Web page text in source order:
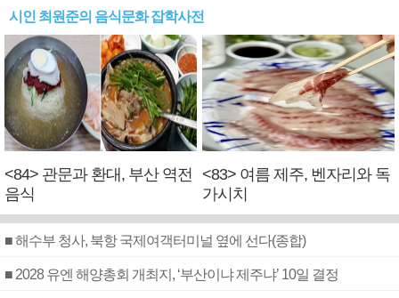
시인 최원준의 음식문화 잡학사전
<84> 관문과 환대, 부산 역전
음식
<83> 여름 제주, 벤자리와 독
가시치
■ 해수부 청사, 북항 국제여객터미널 옆에 선다(종합)
■ 2028 유엔 해양총회 개최지, ‘부산이냐 제주냐’ 10일 결정